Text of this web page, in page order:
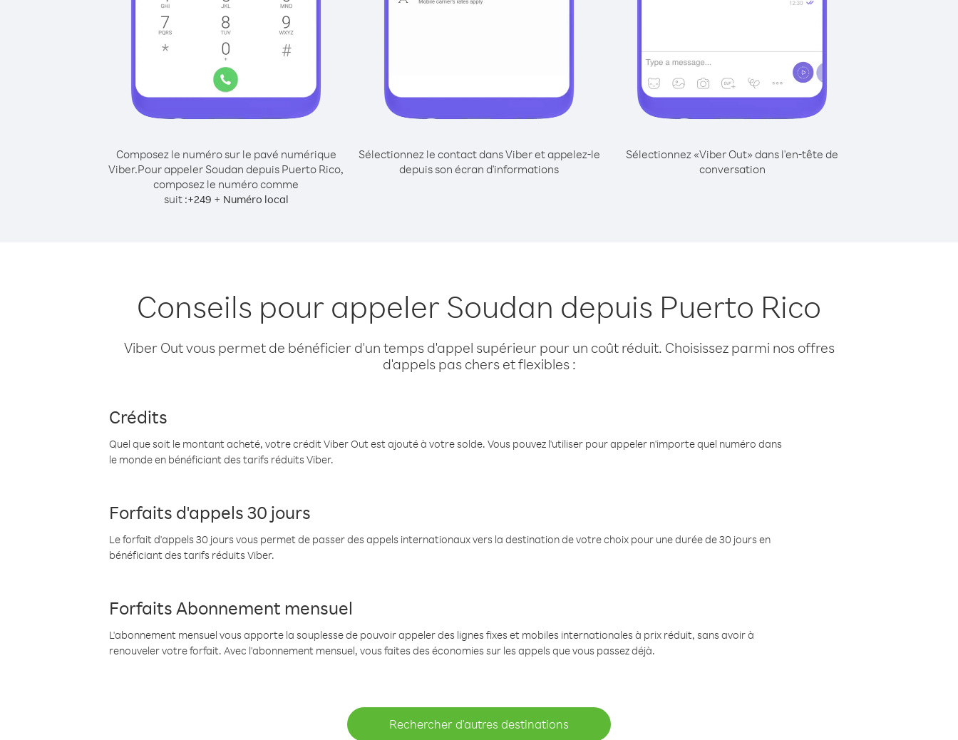
Composez le numéro sur le pavé numérique
Viber.Pour appeler Soudan depuis Puerto Rico,
composez le numéro comme
suit :+249 + Numéro local
Sélectionnez le contact dans Viber et appelez-le
depuis son écran d'informations
Sélectionnez «Viber Out» dans l'en-tête de
conversation
Conseils pour appeler Soudan depuis Puerto Rico
Viber Out vous permet de bénéficier d'un temps d'appel supérieur pour un coût réduit. Choisissez parmi nos offres
d'appels pas chers et flexibles :
Crédits
Quel que soit le montant acheté, votre crédit Viber Out est ajouté à votre solde. Vous pouvez l'utiliser pour appeler n'importe quel numéro dans
le monde en bénéficiant des tarifs réduits Viber.
Forfaits d'appels 30 jours
Le forfait d'appels 30 jours vous permet de passer des appels internationaux vers la destination de votre choix pour une durée de 30 jours en
bénéficiant des tarifs réduits Viber.
Forfaits Abonnement mensuel
L'abonnement mensuel vous apporte la souplesse de pouvoir appeler des lignes fixes et mobiles internationales à prix réduit, sans avoir à
renouveler votre forfait. Avec l'abonnement mensuel, vous faites des économies sur les appels que vous passez déjà.
Rechercher d'autres destinations